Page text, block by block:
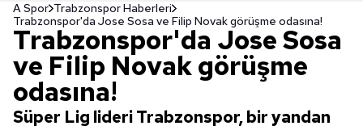
A Spor Trabzonspor Haberleri
Trabzonspor'da Jose Sosa ve Filip Novak görüşme odasına!
Trabzonspor'da Jose Sosa
ve Filip Novak görüşme
odasına!
Süper Lig lideri Trabzonspor, bir yandan